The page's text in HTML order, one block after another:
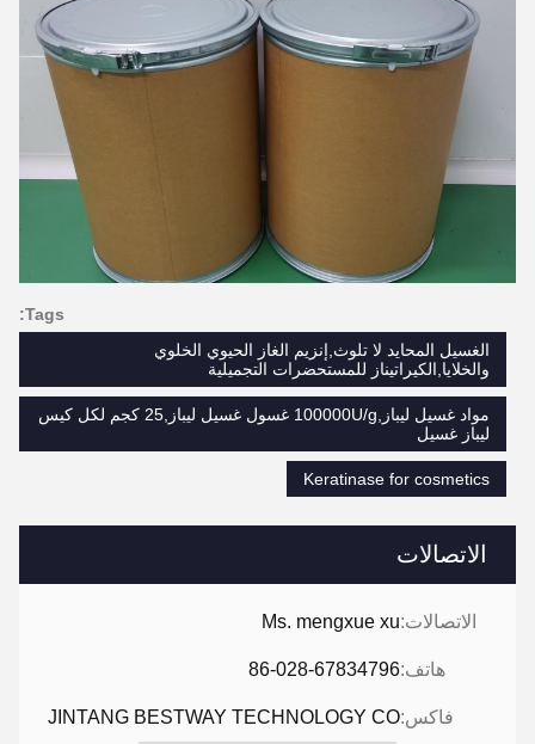
الاتصالات
الاتصالات:Ms. mengxue xu
هاتف:86-028-67834796
فاكس:JINTANG BESTWAY TECHNOLOGY CO
Tags:
الغسيل المحايد لا تلوث,إنزيم الغاز الحيوي الخلوي
والخلايا,الكيراتيناز للمستحضرات التجميلية
مواد غسيل ليباز,100000U/g غسول غسيل ليباز,25 كجم لكل كيس
ليباز غسيل
Keratinase for cosmetics